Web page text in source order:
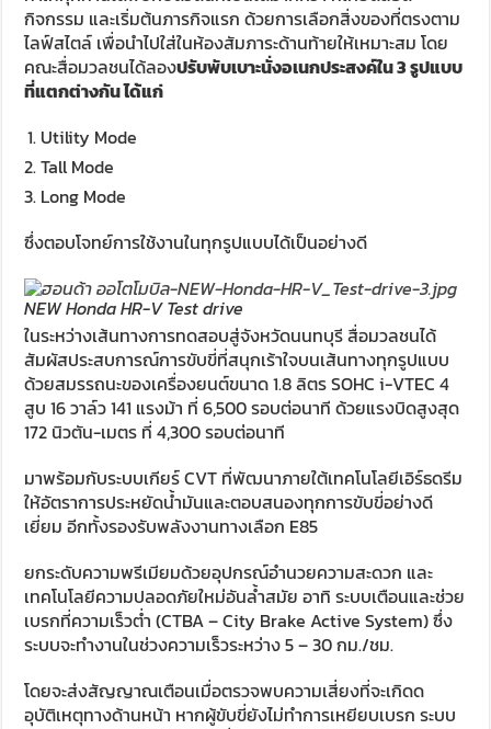
กิจกรรม และเริ่มต้นภารกิจแรก ด้วยการเลือกสิ่งของที่ตรงตาม
ไลฟ์สไตล์ เพื่อนำไปใส่ในห้องสัมภาระด้านท้ายให้เหมาะสม โดย
คณะสื่อมวลชนได้ลองปรับพับเบาะนั่งอเนกประสงค์ใน 3 รูปแบบ
ที่แตกต่างกัน ได้แก่
Utility Mode
Tall Mode
Long Mode
ซึ่งตอบโจทย์การใช้งานในทุกรูปแบบได้เป็นอย่างดี
NEW Honda HR-V Test drive
ในระหว่างเส้นทางการทดสอบสู่จังหวัดนนทบุรี สื่อมวลชนได้
สัมผัสประสบการณ์การขับขี่ที่สนุกเร้าใจบนเส้นทางทุกรูปแบบ
ด้วยสมรรถนะของเครื่องยนต์ขนาด 1.8 ลิตร SOHC i-VTEC 4
สูบ 16 วาล์ว 141 แรงม้า ที่ 6,500 รอบต่อนาที ด้วยแรงบิดสูงสุด
172 นิวตัน-เมตร ที่ 4,300 รอบต่อนาที
มาพร้อมกับระบบเกียร์ CVT ที่พัฒนาภายใต้เทคโนโลยีเอิร์ธดรีม
ให้อัตราการประหยัดน้ำมันและตอบสนองทุกการขับขี่อย่างดี
เยี่ยม อีกทั้งรองรับพลังงานทางเลือก E85
ยกระดับความพรีเมียมด้วยอุปกรณ์อำนวยความสะดวก และ
เทคโนโลยีความปลอดภัยใหม่อันล้ำสมัย อาทิ ระบบเตือนและช่วย
เบรกที่ความเร็วต่ำ (CTBA – City Brake Active System) ซึ่ง
ระบบจะทำงานในช่วงความเร็วระหว่าง 5 – 30 กม./ชม.
โดยจะส่งสัญญาณเตือนเมื่อตรวจพบความเสี่ยงที่จะเกิดด
อุบัติเหตุทางด้านหน้า หากผู้ขับขี่ยังไม่ทำการเหยียบเบรก ระบบ